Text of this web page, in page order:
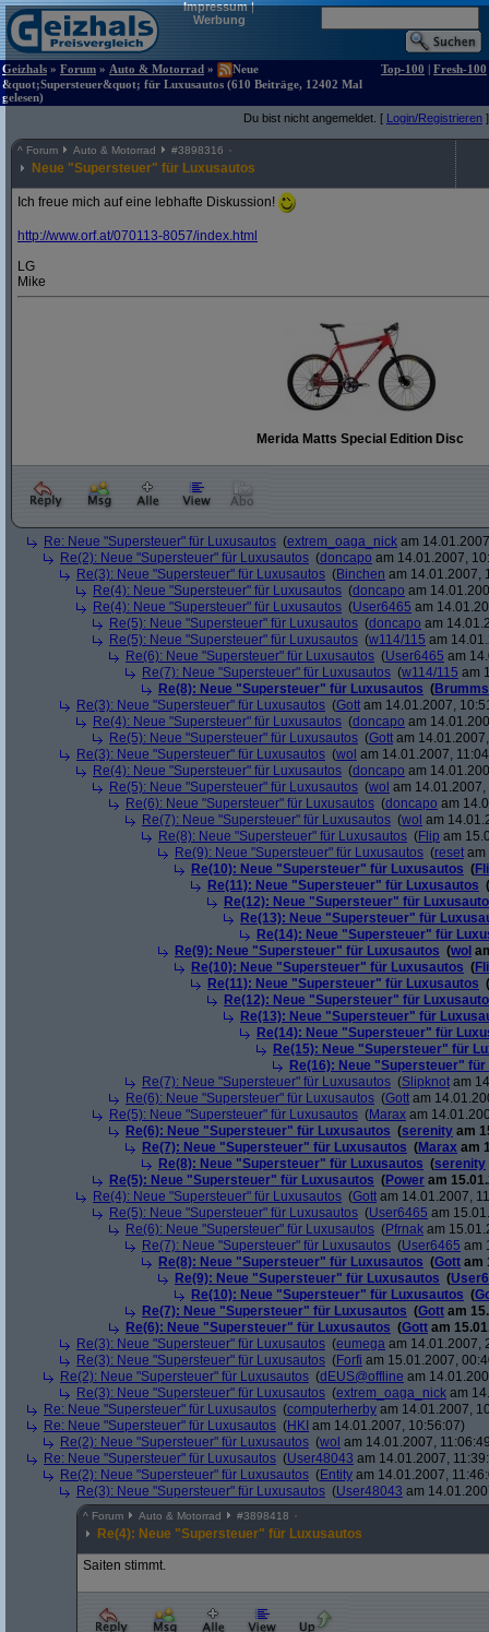
Impressum|
Werbung
Geizhals » Forum » Auto & Motorrad »
Neue
&quot;Supersteuer&quot; für Luxusautos (610 Beiträge, 12402 Mal
gelesen)
Top-100 | Fresh-100
Du bist nicht angemeldet. [ Login/Registrieren ]
^ Forum Auto & Motorrad #3898316
Neue "Supersteuer" für Luxusautos
Ich freue mich auf eine lebhafte Diskussion!
http://www.orf.at/070113-8057/index.html
LG
Mike
Merida Matts Special Edition Disc
Re: Neue "Supersteuer" für Luxusautos (extrem_oaga_nick am
Re(2): Neue "Supersteuer" für Luxusautos (doncapo am 14.01.2007,
Re(3): Neue "Supersteuer" für Luxusautos (Binchen am 14.01.2007,
Re(4): Neue "Supersteuer" für Luxusautos (doncapo am
Re(4): Neue "Supersteuer" für Luxusautos (User6465 am
Re(5): Neue "Supersteuer" für Luxusautos (doncapo am
Re(5): Neue "Supersteuer" für Luxusautos (w114/115 am
Re(6): Neue "Supersteuer" für Luxusautos (User6465 am
Re(7): Neue "Supersteuer" für Luxusautos (w114/115 am
Re(8): Neue "Supersteuer" für Luxusautos (
Re(3): Neue "Supersteuer" für Luxusautos (Gott am 14.01.2007,
Re(4): Neue "Supersteuer" für Luxusautos (doncapo am
Re(5): Neue "Supersteuer" für Luxusautos (Gott am
Re(3): Neue "Supersteuer" für Luxusautos (wol am 14.01.2007,
Re(4): Neue "Supersteuer" für Luxusautos (doncapo am
Re(5): Neue "Supersteuer" für Luxusautos (wol am 14.01.2007,
Re(6): Neue "Supersteuer" für Luxusautos (doncapo am
Re(7): Neue "Supersteuer" für Luxusautos (wol am
Re(8): Neue "Supersteuer" für Luxusautos (Flip am
Re(9): Neue "Supersteuer" für Luxusautos (reset am
Re(10): Neue "Supersteuer" für Luxusautos (
Re(11): Neue "Supersteuer" für Luxusautos (
Re(12): Neue "Supersteuer" für
Re(13): Neue "Supersteuer" für
Re(14): Neue "Supersteuer" für
Re(9): Neue "Supersteuer" für Luxusautos (wol
Re(10): Neue "Supersteuer" für Luxusautos (
Re(11): Neue "Supersteuer" für Luxusautos (
Re(12): Neue "Supersteuer" für
Re(13): Neue "Supersteuer" für
Re(14): Neue "Supersteuer" für
Re(15): Neue "Supersteuer" für
Re(16): Neue "Supersteuer"
Re(7): Neue "Supersteuer" für Luxusautos (Slipknot am
Re(6): Neue "Supersteuer" für Luxusautos (Gott am
Re(5): Neue "Supersteuer" für Luxusautos (Marax am
Re(6): Neue "Supersteuer" für Luxusautos (serenity am
Re(7): Neue "Supersteuer" für Luxusautos (Marax am
Re(8): Neue "Supersteuer" für Luxusautos (serenity
Re(5): Neue "Supersteuer" für Luxusautos (Power am
Re(4): Neue "Supersteuer" für Luxusautos (Gott am 14.01.2007,
Re(5): Neue "Supersteuer" für Luxusautos (User6465 am
Re(6): Neue "Supersteuer" für Luxusautos (Pfrnak am
Re(7): Neue "Supersteuer" für Luxusautos (User6465 am
Re(8): Neue "Supersteuer" für Luxusautos (Gott am
Re(9): Neue "Supersteuer" für Luxusautos (
Re(10): Neue "Supersteuer" für Luxusautos (
Re(7): Neue "Supersteuer" für Luxusautos (Gott am
Re(6): Neue "Supersteuer" für Luxusautos (Gott am
Re(3): Neue "Supersteuer" für Luxusautos (eumega am 14.01.2007,
Re(3): Neue "Supersteuer" für Luxusautos (Forfi am 15.01.2007,
Re(2): Neue "Supersteuer" für Luxusautos (dEUS@offline am
Re(3): Neue "Supersteuer" für Luxusautos (extrem_oaga_nick am
Re: Neue "Supersteuer" für Luxusautos (computerherby am 14.01.2007,
Re: Neue "Supersteuer" für Luxusautos (HKI am 14.01.2007, 10:56:07)
Re(2): Neue "Supersteuer" für Luxusautos (wol am 14.01.2007,
Re: Neue "Supersteuer" für Luxusautos (User48043 am 14.01.2007,
Re(2): Neue "Supersteuer" für Luxusautos (Entity am 14.01.2007,
Re(3): Neue "Supersteuer" für Luxusautos (User48043 am
^ Forum Auto & Motorrad #3898418
Re(4): Neue "Supersteuer" für Luxusautos
Saiten stimmt.